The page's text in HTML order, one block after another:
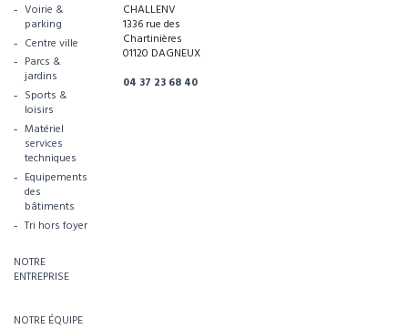
Voirie &
parking
Centre ville
Parcs &
jardins
Sports &
loisirs
Matériel
services
techniques
Equipements
des
bâtiments
Tri hors foyer
NOTRE
ENTREPRISE
NOTRE ÉQUIPE
CHALLENV
1336 rue des
Chartinières
01120 DAGNEUX
04 37 23 68 40